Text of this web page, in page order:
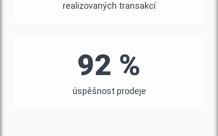
realizovaných transakcí
92 %
úspěšnost prodeje